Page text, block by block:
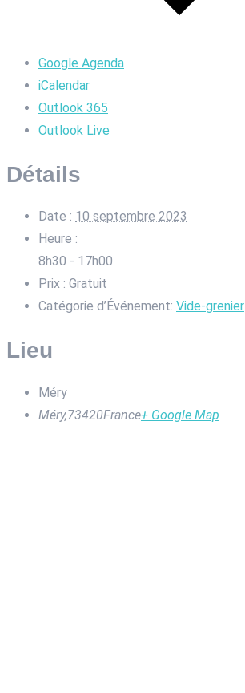
Google Agenda
iCalendar
Outlook 365
Outlook Live
Détails
Date : 10 septembre 2023
Heure :
8h30 - 17h00
Prix : Gratuit
Catégorie d’Événement: Vide-grenier
Lieu
Méry
Méry,73420France+ Google Map